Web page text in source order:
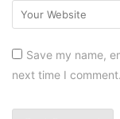
Save my name,
next time I comment.